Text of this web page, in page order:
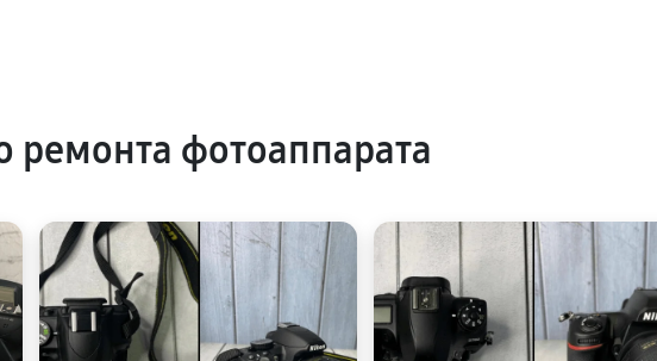
фотоаппарата